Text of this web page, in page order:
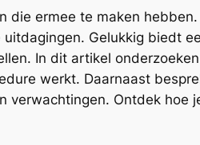
die ermee te maken hebben.
Gelukkig biedt
In dit artikel
werkt. Daarnaast
verwachtingen. Ontdek hoe